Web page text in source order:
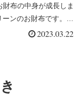
布の中身が成長しま
ンのお財布です。ず
2023.03.22